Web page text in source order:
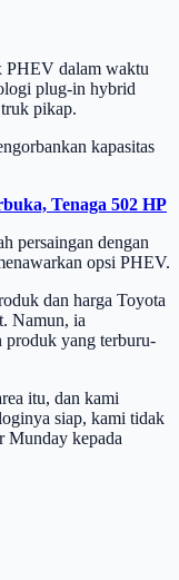
PHEV dalam waktu
plug-in hybrid
pikap.
kapasitas
Tenaga 502 HP
persaingan dengan
opsi PHEV.
dan harga Toyota
Namun, ia
produk yang terburu-
itu, dan kami
siap, kami tidak
Munday kepada